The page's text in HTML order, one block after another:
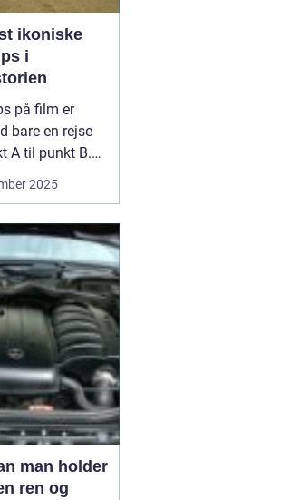
ikoniske
i
på film er
bare en rejse
A til punkt B.
som en
konflikter og
de mest
film i historien
brugt
som scen...
2025
man holder
ren og